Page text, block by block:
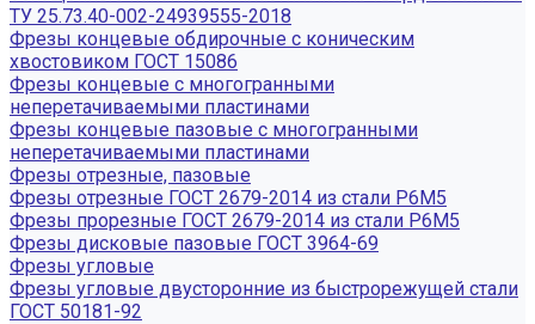
ТУ 25.73.40-002-24939555-2018
Фрезы концевые обдирочные с коническим
хвостовиком ГОСТ 15086
Фрезы концевые с многогранными
неперетачиваемыми пластинами
Фрезы концевые пазовые с многогранными
неперетачиваемыми пластинами
Фрезы отрезные, пазовые
Фрезы отрезные ГОСТ 2679-2014 из стали Р6М5
Фрезы прорезные ГОСТ 2679-2014 из стали Р6М5
Фрезы дисковые пазовые ГОСТ 3964-69
Фрезы угловые
Фрезы угловые двусторонние из быстрорежущей стали
ГОСТ 50181-92